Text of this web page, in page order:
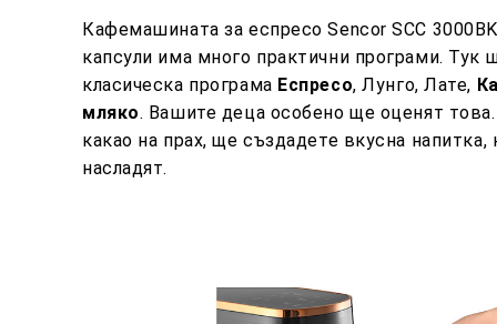
Кафемашината за еспресо Sencor SCC
капсули има много практични програми. Тук
класическа програма Еспресо, Лунго, Лате,
мляко. Вашите деца особено ще оценят
какао на прах, ще създадете вкусна напитка,
насладят.